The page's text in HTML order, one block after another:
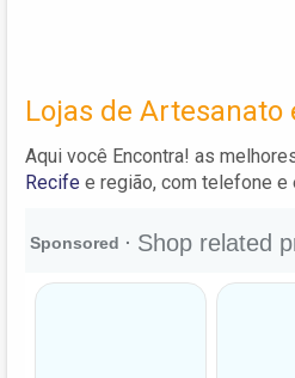
Lojas de Artesanato
Aqui você Encontra! as
Recife e região, com telefone